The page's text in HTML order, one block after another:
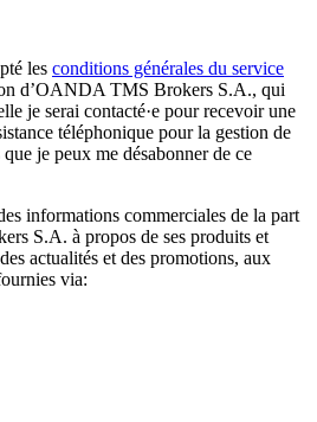
les conditions générales du service
d’OANDA TMS Brokers S.A., qui
je serai contacté·e pour recevoir une
téléphonique pour la gestion de
je peux me désabonner de ce
informations commerciales de la part
S.A. à propos de ses produits et
actualités et des promotions, aux
via: